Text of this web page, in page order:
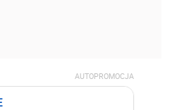
AUTOPROMOCJA